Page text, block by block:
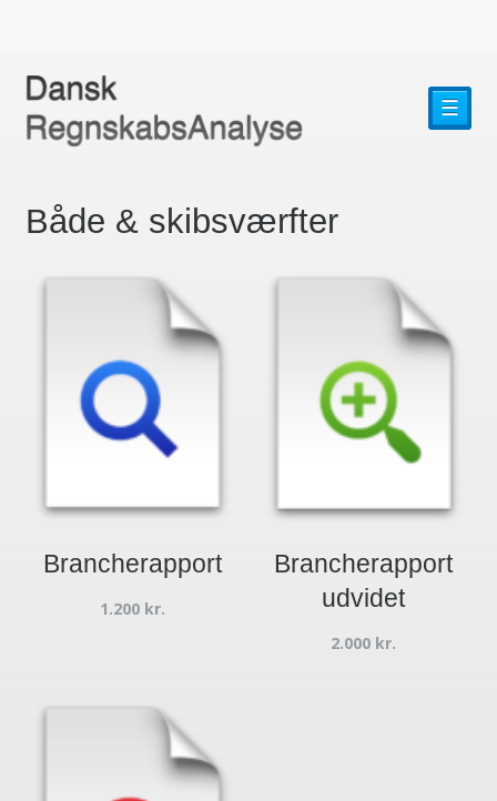
☰
Både & skibsværfter
Brancherapport
1.200 kr.
Brancherapport
udvidet
2.000 kr.